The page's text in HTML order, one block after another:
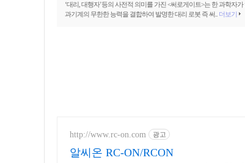
‘대리, 대행자’등의 사전적 의미를 가진 <써로게이트>는 한 과학자
과기계의 무한한 능력을 결합하여 발명한 대리 로봇 즉 써.. 더보기
http://www.rc-on.com 광고
알씨온 RC-ON/RCON